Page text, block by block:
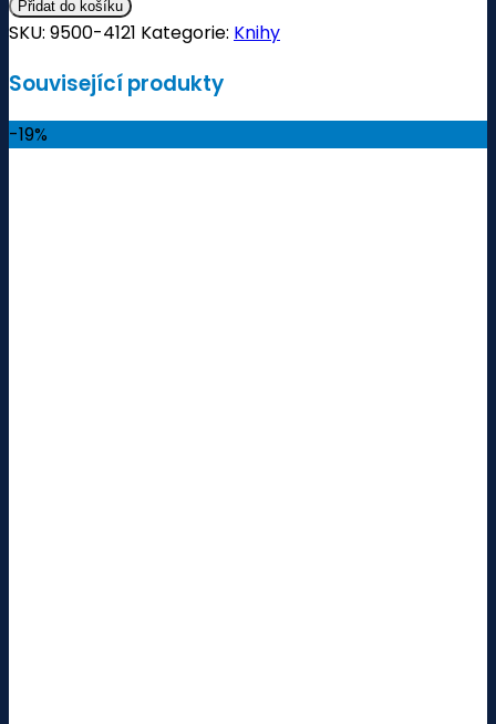
útesy
karibiku
4121
množství
Přidat do košíku
SKU: 9500-4121 Kategorie: Knihy
Související produkty
-19%